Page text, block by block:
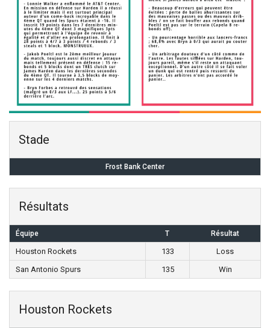
Stade
Frost Bank Center
Résultats
Équipe T Résultat
Houston Rockets 133
Loss
San Antonio Spurs
135 Win
Houston Rockets